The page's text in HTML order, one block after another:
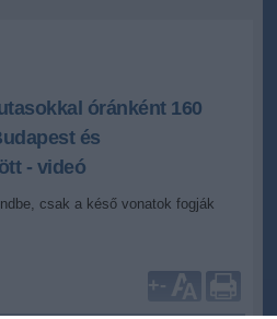
óránként 160
és
- videó
csak a késő vonatok fogják
+-